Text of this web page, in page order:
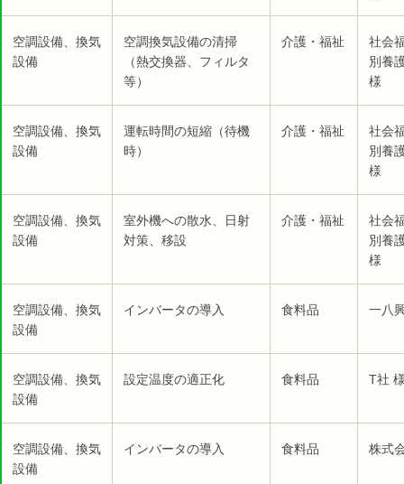
空調設備、換気
設備
空調換気設備の清掃
（熱交換器、フィルタ
等）
介護・福祉
社会
別養
様
空調設備、換気
設備
運転時間の短縮（待機
時）
介護・福祉
社会
別養
様
空調設備、換気
設備
室外機への散水、日射
対策、移設
介護・福祉
社会
別養
様
空調設備、換気
設備
インバータの導入 食料品 一八
空調設備、換気
設備
設定温度の適正化 食料品 T社
空調設備、換気
設備
インバータの導入 食料品 株式